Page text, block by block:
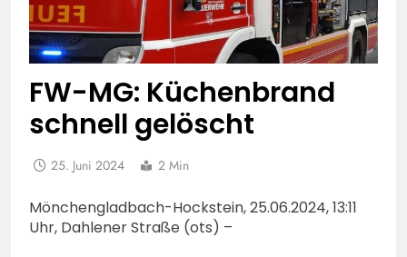
FW-MG: Küchenbrand
schnell gelöscht
25. Juni 2024 2 Min
Mönchengladbach-Hockstein, 25.06.2024, 13:11
Uhr, Dahlener Straße (ots) –